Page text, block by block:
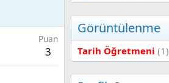
Puan
3
Görüntülenme
Tarih Öğretmeni (1)